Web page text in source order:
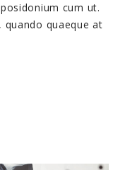
cum ut.
quando quaeque at